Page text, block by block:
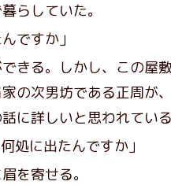
らしていた。
ですか」
きる。しかし、この屋
の次男坊である正周が
に詳しいと思われている
処に出たんですか」
を寄せる。